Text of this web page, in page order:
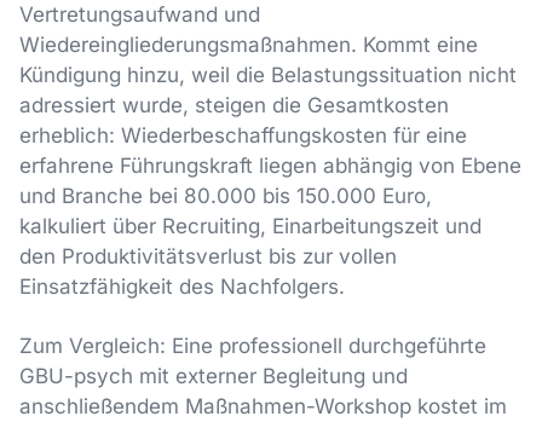
Vertretungsaufwand und
Wiedereingliederungsmaßnahmen. Kommt eine
Kündigung hinzu, weil die Belastungssituation nicht
adressiert wurde, steigen die Gesamtkosten
erheblich: Wiederbeschaffungskosten für eine
erfahrene Führungskraft liegen abhängig von Ebene
und Branche bei 80.000 bis 150.000 Euro,
kalkuliert über Recruiting, Einarbeitungszeit und
den Produktivitätsverlust bis zur vollen
Einsatzfähigkeit des Nachfolgers.
Zum Vergleich: Eine professionell durchgeführte
GBU-psych mit externer Begleitung und
anschließendem Maßnahmen-Workshop kostet im